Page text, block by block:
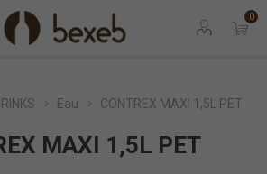
0
Eau CONTREX MAXI 1,5L PET
MAXI 1,5L PET